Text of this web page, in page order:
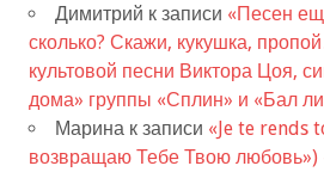
Димитрий к записи «Песен
сколько? Скажи, кукушка,
культовой песни Виктора Цоя,
дома» группы «Сплин» и «Бал
Марина к записи «Je te rends
возвращаю Тебе Твою